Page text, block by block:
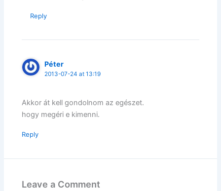
Reply
Péter
2013-07-24 at 13:19
Akkor át kell gondolnom az egészet.
hogy megéri e kimenni.
Reply
Leave a Comment